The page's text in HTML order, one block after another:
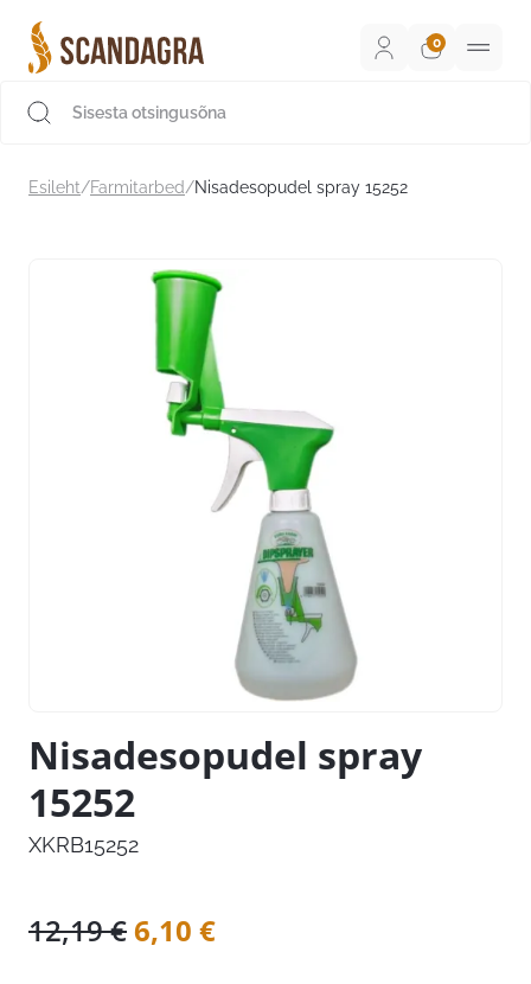
sisu
juurde
Esileht/Farmitarbed/Nisadesopudel spray 15252
Nisadesopudel spray
15252
XKRB15252
12,19€Algne
6,10 €Praegune